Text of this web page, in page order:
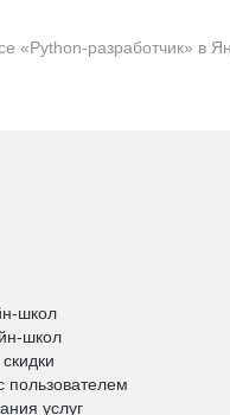
«Python-разработчик» в
школ
школ
пользователем
услуг